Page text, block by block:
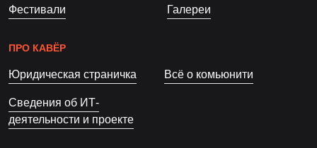
Фестивали Галереи
ПРО КАВЁР
Юридическая страничка Всё о комьюнити
Сведения об ИТ-
деятельности и проекте